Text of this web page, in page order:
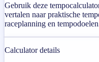
Gebruik deze
vertalen naar praktische
raceplanning en
Calculator details